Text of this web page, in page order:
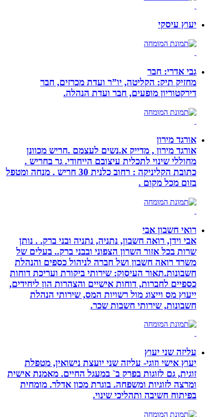
יעוץ עיסקי
גבי אדרי: חבר
מחזיק תיק: הקליטה, יו”ר ועדת מכרזים, חבר
דירקטוריון מופעים, חבר ועדת הנהלה.
אורגד מירון
אורגד מירון , מדייק א.נשים לעצמם .חריש מכוונן
מחוללי שינוי לתכלית עיצובם הייחודי. גר בחריש .
כתובת הקליניקה : רחוב כלנית 30 חריש . מנחה ומטפל
בזום מכל מקום .
רואי חשבון אבי
אבי וידן, רואה חשבון, נתניה, נתניה ובני ברק. . נותן
שרות בכל אזור השרון הצפוני ובבני ברק.. בעלים של
משרד רואה חשבון ושל חברה לניהול כספים והנהלת
חשבונות.תאור העיסוק: שירותי ביקורת ועריכת דוחות
כספיים לחברות, דוחות אישיים והצהרות הון ליחידים,
ייעוץ מס וייצוג מול רשויות המס, שירותי הנהלת
חשבונות, שירותי חשבות שכר.
עליזה שני יעוץ
יעוץ אישי וזוגי- עליזה שני יועצת נישואין, מטפלת
זוגית, גם לזוגות בפרק ב` במעגל החיים. מאמנת אישית
ומרצה לזוגיות ומשפחה. בוגרת מכון אדלר. מומחית
בפיתוח חשיבה ותהליכי שינוי.